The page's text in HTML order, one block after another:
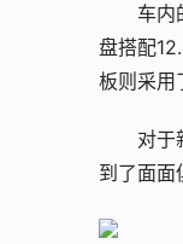
车内
盘搭配
板则采用
对于
到了面面